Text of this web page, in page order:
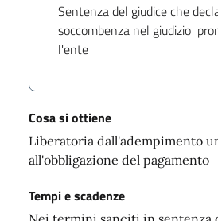
Sentenza del giudice che
soccombenza nel giudizio
l'ente
Cosa si ottiene
Liberatoria dall'adempimento
all'obbligazione del pagamento
Tempi e scadenze